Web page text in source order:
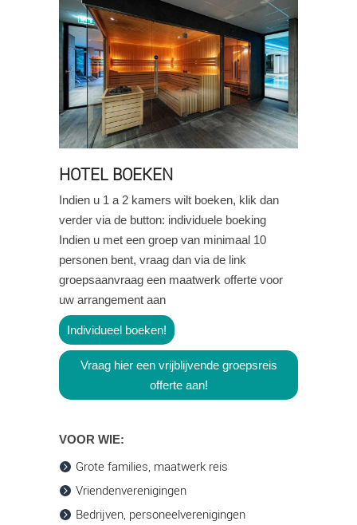
HOTEL BOEKEN
Indien u 1 a 2 kamers wilt boeken, klik dan
verder via de button: individuele boeking
Indien u met een groep van minimaal 10
personen bent, vraag dan via de link
groepsaanvraag een maatwerk offerte voor
uw arrangement aan
Individueel boeken!
Vraag hier een vrijblijvende groepsreis
offerte aan!
VOOR WIE:
Grote families, maatwerk reis
Vriendenverenigingen
Bedrijven, personeelverenigingen